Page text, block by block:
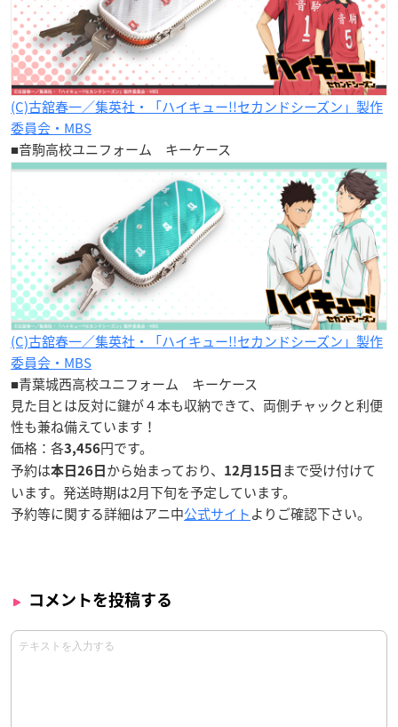
(C)古舘春一／集英社・「ハイキュー!!セカンドシーズン」製作
委員会・MBS
■音駒高校ユニフォーム キーケース
(C)古舘春一／集英社・「ハイキュー!!セカンドシーズン」製作
委員会・MBS
■青葉城西高校ユニフォーム キーケース
見た目とは反対に鍵が４本も収納できて、両側チャックと利便
性も兼ね備えています！
価格：各3,456円です。
予約は本日26日 から始まっており、 12月15日 まで受け付けて
います。発送時期は2月下旬を予定しています。
予約等に関する詳細はアニ中公式サイトよりご確認下さい。
コメントを投稿する